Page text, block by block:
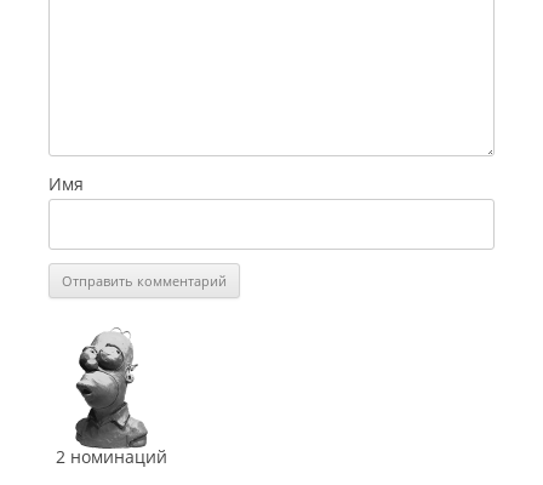
Имя
СинеГомэр
2011
Лучший
режиссёр
сериала
( Сержио
Фальконе)
2 номинаций